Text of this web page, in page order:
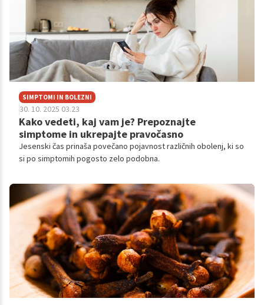
SIMPTOMI IN BOLEZNI
30. 10. 2025 03.23
Kako vedeti, kaj vam je? Prepoznajte
simptome in ukrepajte pravočasno
Jesenski čas prinaša povečano pojavnost različnih obolenj, ki so
si po simptomih pogosto zelo podobna.